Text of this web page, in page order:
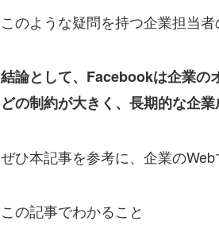
このような疑問を持つ企業担当
結論として、Facebookは企業の
どの制約が大きく、長期的な企業
ぜひ本記事を参考に、企業の
この記事でわかること